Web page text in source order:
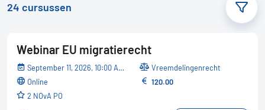
24 cursussen
Webinar EU migratierecht
September 11, 2026, 10:00 AM - 12:10 PM
online
2 NOvA PO
Vreemdelingenrecht
120.00